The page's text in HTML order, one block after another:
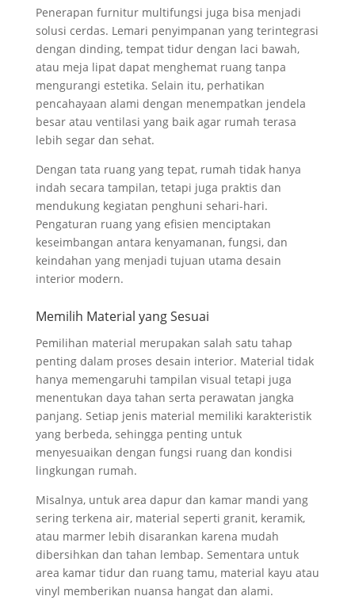
Penerapan furnitur multifungsi juga bisa menjadi
solusi cerdas. Lemari penyimpanan yang terintegrasi
dengan dinding, tempat tidur dengan laci bawah,
atau meja lipat dapat menghemat ruang tanpa
mengurangi estetika. Selain itu, perhatikan
pencahayaan alami dengan menempatkan jendela
besar atau ventilasi yang baik agar rumah terasa
lebih segar dan sehat.
Dengan tata ruang yang tepat, rumah tidak hanya
indah secara tampilan, tetapi juga praktis dan
mendukung kegiatan penghuni sehari-hari.
Pengaturan ruang yang efisien menciptakan
keseimbangan antara kenyamanan, fungsi, dan
keindahan yang menjadi tujuan utama desain
interior modern.
Memilih Material yang Sesuai
Pemilihan material merupakan salah satu tahap
penting dalam proses desain interior. Material tidak
hanya memengaruhi tampilan visual tetapi juga
menentukan daya tahan serta perawatan jangka
panjang. Setiap jenis material memiliki karakteristik
yang berbeda, sehingga penting untuk
menyesuaikan dengan fungsi ruang dan kondisi
lingkungan rumah.
Misalnya, untuk area dapur dan kamar mandi yang
sering terkena air, material seperti granit, keramik,
atau marmer lebih disarankan karena mudah
dibersihkan dan tahan lembap. Sementara untuk
area kamar tidur dan ruang tamu, material kayu atau
vinyl memberikan nuansa hangat dan alami.